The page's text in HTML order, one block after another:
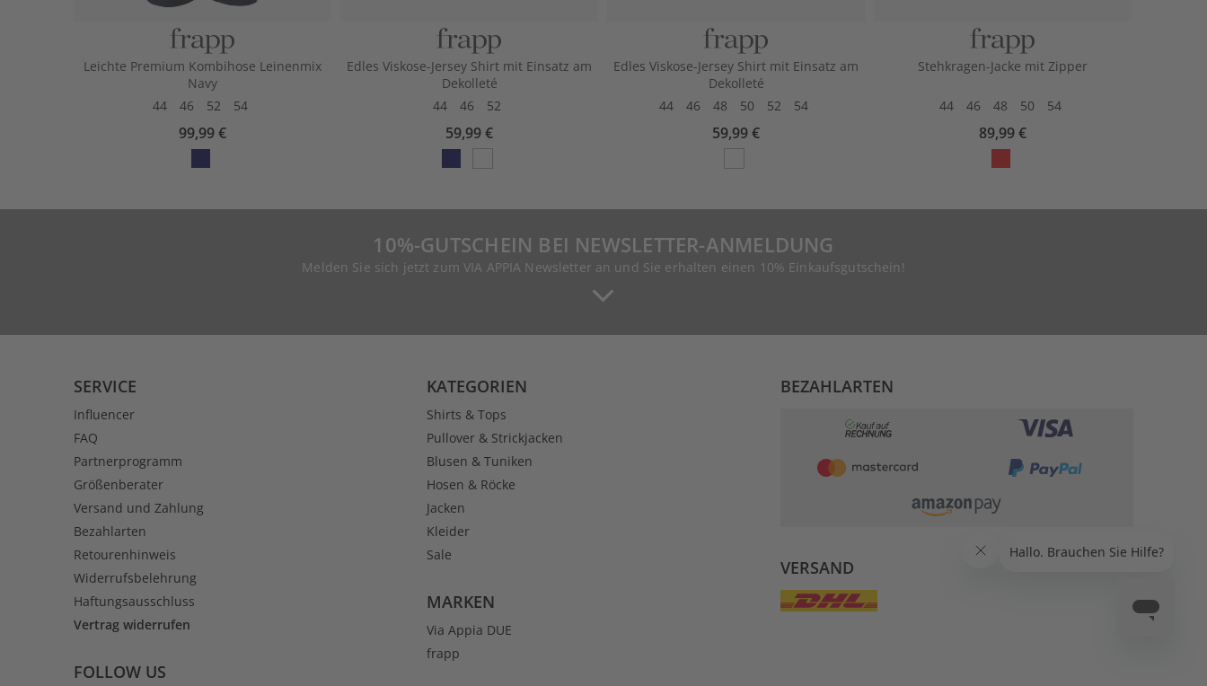
Leichte Premium Kombihose Leinenmix
Navy
44
46 52 54
99,99 €
Edles Viskose-Jersey Shirt mit Einsatz am
Dekolleté
44
46 52
59,99 €
Edles Viskose-Jersey Shirt mit Einsatz am
Dekolleté
44
46 48 50 52 54
59,99 €
Stehkragen-Jacke mit Zipper
44 46 48 50 54
89,99 €
10%-GUTSCHEIN BEI NEWSLETTER-ANMELDUNG
Melden Sie sich jetzt zum VIA APPIA Newsletter an und Sie erhalten einen 10% Einkaufsgutschein!
SERVICE
Influencer
FAQ
Partnerprogramm
Größenberater
Versand und Zahlung
Bezahlarten
Retourenhinweis
Widerrufsbelehrung
Haftungsausschluss
Vertrag widerrufen
FOLLOW US
KATEGORIEN
Shirts & Tops
Pullover & Strickjacken
Blusen & Tuniken
Hosen & Röcke
Jacken
Kleider
Sale
MARKEN
Via Appia DUE
frapp
BEZAHLARTEN
VERSAND